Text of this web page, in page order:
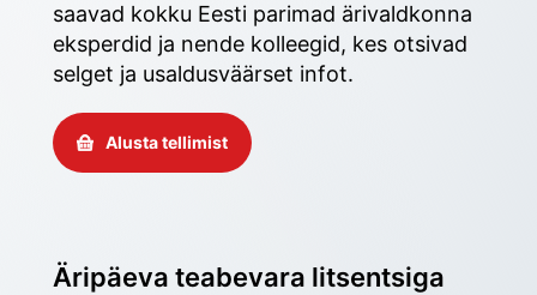
saavad kokku Eesti parimad ärivaldkonna
eksperdid ja nende kolleegid, kes otsivad
selget ja usaldusväärset infot.
Alusta tellimist
Äripäeva teabevara litsentsiga